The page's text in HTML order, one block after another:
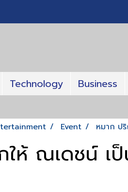
Technology Business
Event หมาก ป
ห้ ณเดชน์ เ